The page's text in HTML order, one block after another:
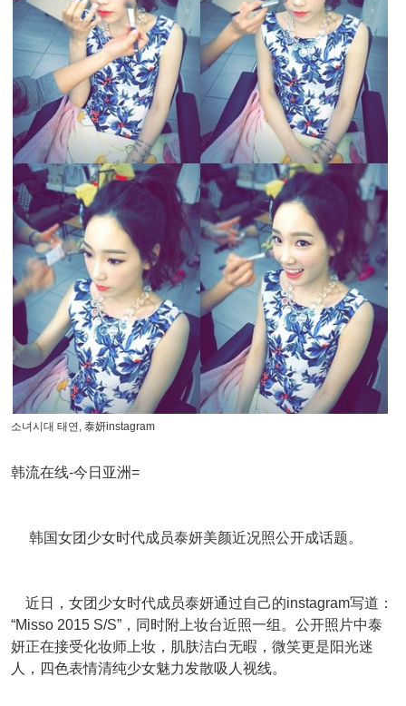
소녀시대 태연, 泰妍instagram
韩流在线-今日亚洲=
韩国女团少女时代成员泰妍美颜近况照公开成话题。
近日，女团少女时代成员泰妍通过自己的instagram写道：
“Misso 2015 S/S”，同时附上妆台近照一组。公开照片中泰
妍正在接受化妆师上妆，肌肤洁白无暇，微笑更是阳光迷
人，四色表情清纯少女魅力发散吸人视线。